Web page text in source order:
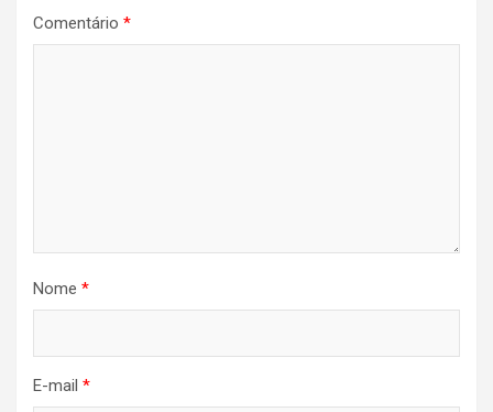
Comentário *
Nome *
E-mail *